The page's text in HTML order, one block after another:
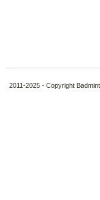
2011-2025 - Copyright